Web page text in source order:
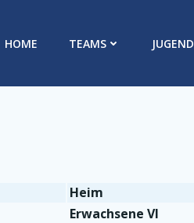
HOME TEAMS JUGEND
Heim
Erwachsene VI